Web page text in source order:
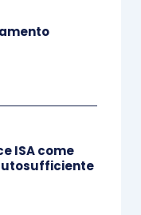
fattura,
eseguiti
n. 7878 del
ISA come